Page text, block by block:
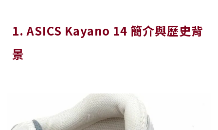
1. ASICS Kayano 14 簡介與歷史背
景